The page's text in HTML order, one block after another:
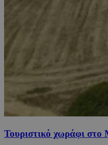
Τουριστικό χωράφι